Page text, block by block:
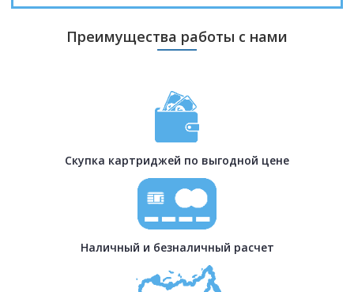
Преимущества работы с нами
Скупка картриджей по выгодной цене
Наличный и безналичный расчет